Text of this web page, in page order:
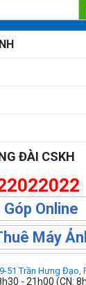
ĐÀI CSKH
Góp Online
Máy
51 Trần Hưng Đạo,
- 21h00 (CN: